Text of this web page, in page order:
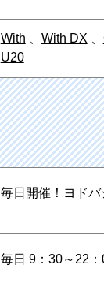
With With DX
U20
毎日開催！ヨド
毎日 9：30～22：